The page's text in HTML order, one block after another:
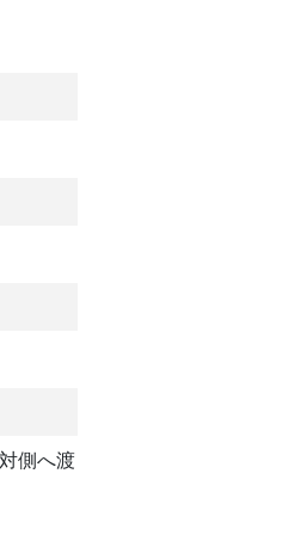
側へ渡